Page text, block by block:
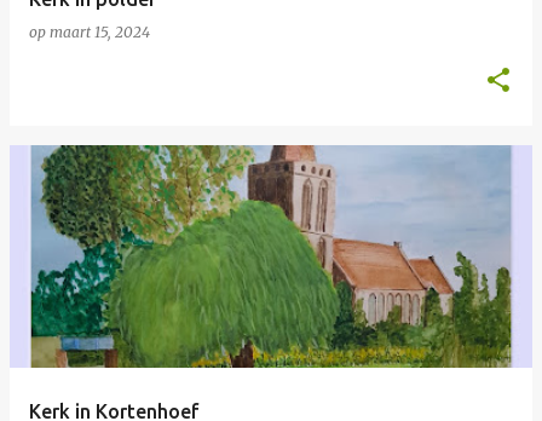
op maart 15, 2024
Kerk in Kortenhoef